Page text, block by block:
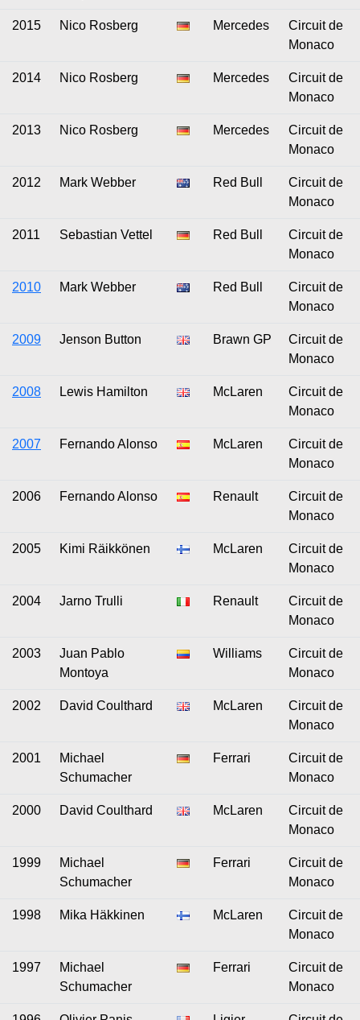
2015 Nico Rosberg Mercedes
Circuit de
Monaco
2014 Nico Rosberg Mercedes
Circuit de
Monaco
2013 Nico Rosberg Mercedes
Circuit de
Monaco
2012 Mark Webber Red Bull
Circuit de
Monaco
2011 Sebastian Vettel Red Bull
Circuit de
Monaco
2010 Mark Webber Red Bull
Circuit de
Monaco
2009 Jenson Button Brawn GP
Circuit de
Monaco
2008 Lewis Hamilton McLaren
Circuit de
Monaco
2007 Fernando Alonso McLaren
Circuit de
Monaco
2006 Fernando Alonso Renault
Circuit de
Monaco
2005 Kimi Räikkönen McLaren
Circuit de
Monaco
2004 Jarno Trulli Renault
Circuit de
Monaco
2003
Juan Pablo
Montoya
Williams
Circuit de
Monaco
2002 David Coulthard McLaren
Circuit de
Monaco
2001
Michael
Schumacher
Ferrari
Circuit de
Monaco
2000 David Coulthard McLaren
Circuit de
Monaco
1999
Michael
Schumacher
Ferrari
Circuit de
Monaco
1998 Mika Häkkinen McLaren
Circuit de
Monaco
1997
Michael
Schumacher
Ferrari
Circuit de
Monaco